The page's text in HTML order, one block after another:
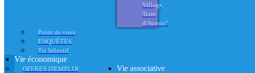
Village,
Terre
d'Avenir"
Point de vues
ENQUÊTES
Tri Sélectif
Vie économique
OFFRES D'EMPLOI
Vie associative